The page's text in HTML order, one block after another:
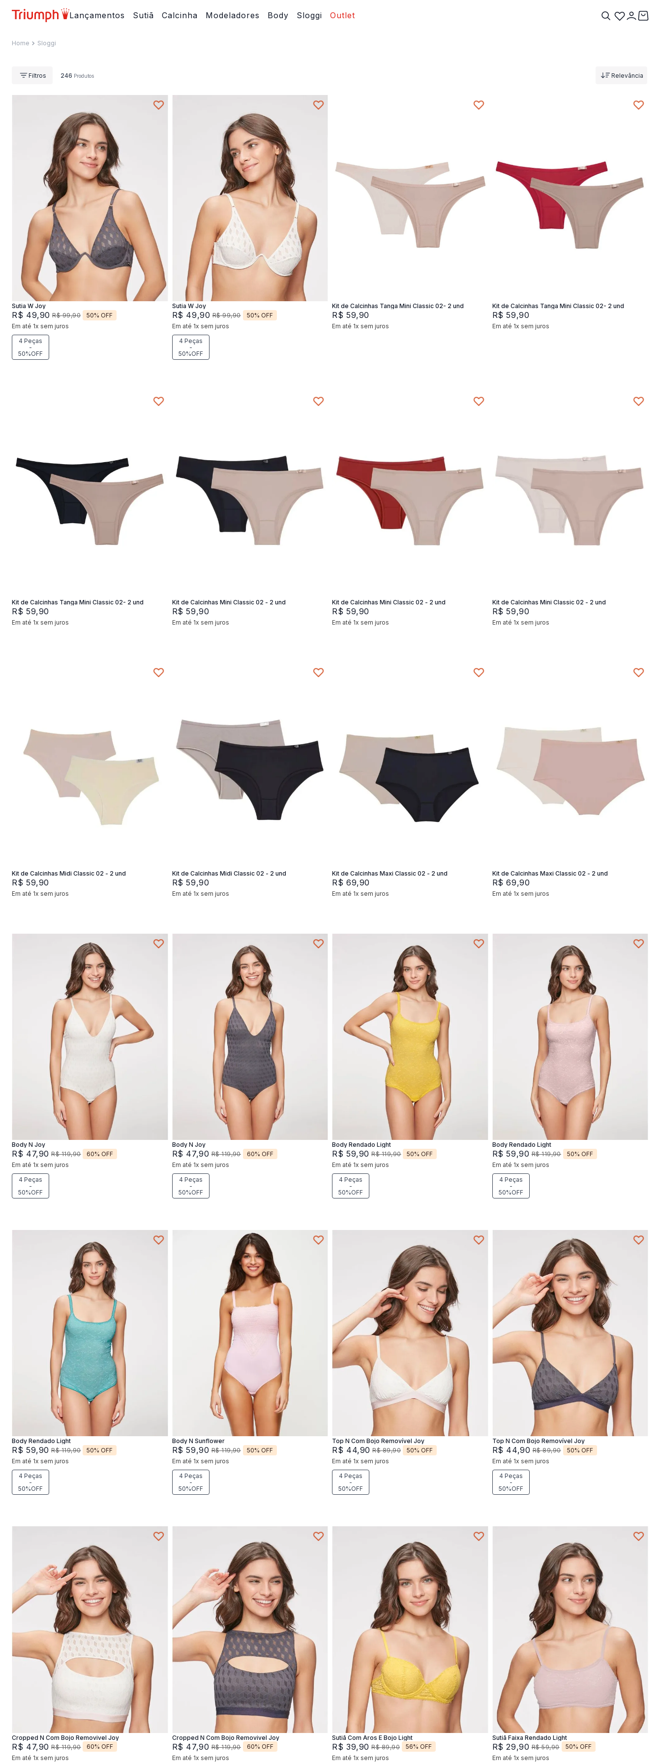
Lançamentos Sutiã Calcinha Modeladores Body Sloggi Outlet
Sloggi
246 Produtos Relevância
42 44 46
Sutia W Joy
R$ 49,90 R$ 99,90 50% OFF
Em até 1x sem juros
4 Peças
-
50%OFF
42 44 46
Sutia W Joy
R$ 49,90 R$ 99,90 50% OFF
Em até 1x sem juros
4 Peças
-
50%OFF
Kit de Calcinhas Tanga Mini Classic 02- 2 und
R$ 59,90
Em até 1x sem juros
Kit de Calcinhas Tanga Mini Classic 02- 2 und
R$ 59,90
Em até 1x sem juros
Kit de Calcinhas Tanga Mini Classic 02- 2 und
R$ 59,90
Em até 1x sem juros
Kit de Calcinhas Mini Classic 02 - 2 und
R$ 59,90
Em até 1x sem juros
Kit de Calcinhas Mini Classic 02 - 2 und
R$ 59,90
Em até 1x sem juros
Kit de Calcinhas Mini Classic 02 - 2 und
R$ 59,90
Em até 1x sem juros
Kit de Calcinhas Midi Classic 02 - 2 und
R$ 59,90
Em até 1x sem juros
Kit de Calcinhas Midi Classic 02 - 2 und
R$ 59,90
Em até 1x sem juros
Kit de Calcinhas Maxi Classic 02 - 2 und
R$ 69,90
Em até 1x sem juros
Kit de Calcinhas Maxi Classic 02 - 2 und
R$ 69,90
Em até 1x sem juros
M
Adicionar na sacola
Body N Joy
R$ 47,90 R$ 119,90 60% OFF
Em até 1x sem juros
4 Peças
-
50%OFF
Adicionar na sacola
Body N Joy
R$ 47,90 R$ 119,90 60% OFF
Em até 1x sem juros
4 Peças
-
50%OFF
P
Adicionar na sacola
Body Rendado Light
R$ 59,90 R$ 119,90 50% OFF
Em até 1x sem juros
4 Peças
-
50%OFF
P M G
Adicionar na sacola
Body Rendado Light
R$ 59,90 R$ 119,90 50% OFF
Em até 1x sem juros
4 Peças
-
50%OFF
P M G
Adicionar na sacola
Body Rendado Light
R$ 59,90 R$ 119,90 50% OFF
Em até 1x sem juros
4 Peças
-
50%OFF
P M
Adicionar na sacola
Body N Sunflower
R$ 59,90 R$ 119,90 50% OFF
Em até 1x sem juros
4 Peças
-
50%OFF
M G XG
Top N Com Bojo Removível Joy
R$ 44,90 R$ 89,90 50% OFF
Em até 1x sem juros
4 Peças
-
50%OFF
M G XG
Adicionar na sacola
Top N Com Bojo Removível Joy
R$ 44,90 R$ 89,90 50% OFF
Em até 1x sem juros
4 Peças
-
50%OFF
XG
Adicionar na sacola
Cropped N Com Bojo Removivel Joy
R$ 47,90 R$ 119,90 60% OFF
Em até 1x sem juros
M G XG
Adicionar na sacola
Cropped N Com Bojo Removivel Joy
R$ 47,90 R$ 119,90 60% OFF
Em até 1x sem juros
44 46
Sutiã Com Aros E Bojo Light
R$ 39,90 R$ 89,90 56% OFF
Em até 1x sem juros
Sutiã Faixa Rendado Light
R$ 29,90 R$ 59,90 50% OFF
Em até 1x sem juros